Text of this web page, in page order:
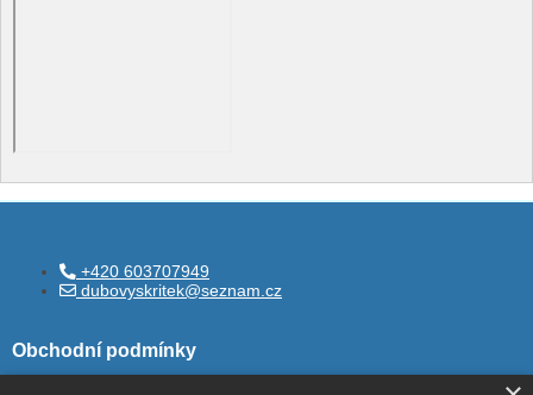
+420 603707949
dubovyskritek@seznam.cz
Obchodní podmínky